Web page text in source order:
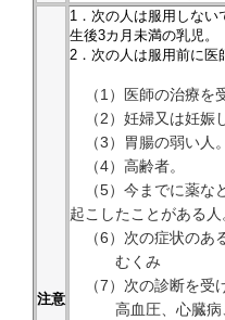
注意
1．次の人は服用しない
生後3カ月未満の乳児。
2．次の人は服用前に医
（1）医師の治療を
（2）妊婦又は妊娠
（3）胃腸の弱い人。
（4）高齢者。
（5）今までに薬な
起こしたことがある人
（6）次の症状のあ
むくみ
（7）次の診断を受
高血圧、心臓病